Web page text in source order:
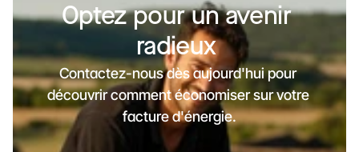
Optez pour un avenir
radieux
Contactez-nous dès aujourd'hui pour
découvrir comment économiser sur votre
facture d'énergie.